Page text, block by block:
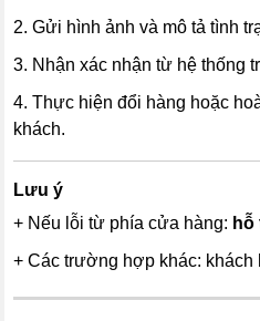
2. Gửi hình ảnh và mô tả tình
3. Nhận xác nhận từ hệ thống
4. Thực hiện đổi hàng hoặc
khách.
Lưu ý
+ Nếu lỗi từ phía cửa hàng: hỗ
+ Các trường hợp khác: